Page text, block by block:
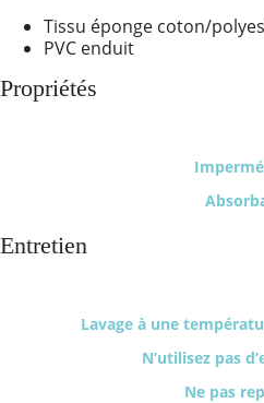
Tissu éponge coton/
PVC enduit
Propriétés
Entretien
Lavage à une
N’utilisez pas
Ne pas